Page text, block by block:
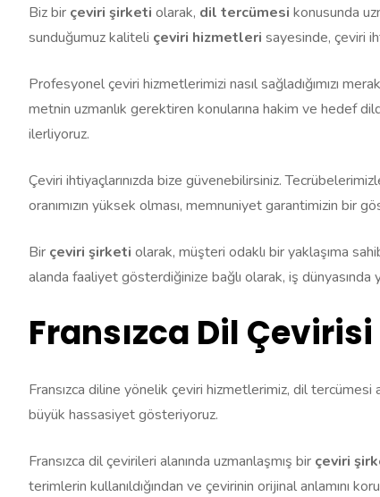
Biz bir çeviri şirketi olarak, dil tercümesi konusunda
sunduğumuz kaliteli çeviri hizmetleri sayesinde, çeviri
Profesyonel çeviri hizmetlerimizi nasıl sağladığımızı
metnin uzmanlık gerektiren konularına hakim ve hedef
ilerliyoruz.
Çeviri ihtiyaçlarınızda bize güvenebilirsiniz.
oranımızın yüksek olması, memnuniyet garantimizin bir
Bir çeviri şirketi olarak, müşteri odaklı bir yaklaşıma
alanda faaliyet gösterdiğinize bağlı olarak, iş dünyasında
Fransızca Dil Çevirisi
Fransızca diline yönelik çeviri hizmetlerimiz, dil tercümesi
büyük hassasiyet gösteriyoruz.
Fransızca dil çevirileri alanında uzmanlaşmış bir çeviri
terimlerin kullanıldığından ve çevirinin orijinal anlamını